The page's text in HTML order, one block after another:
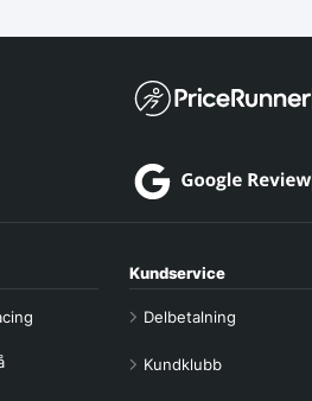
Kundservice
Delbetalning
Kundklubb